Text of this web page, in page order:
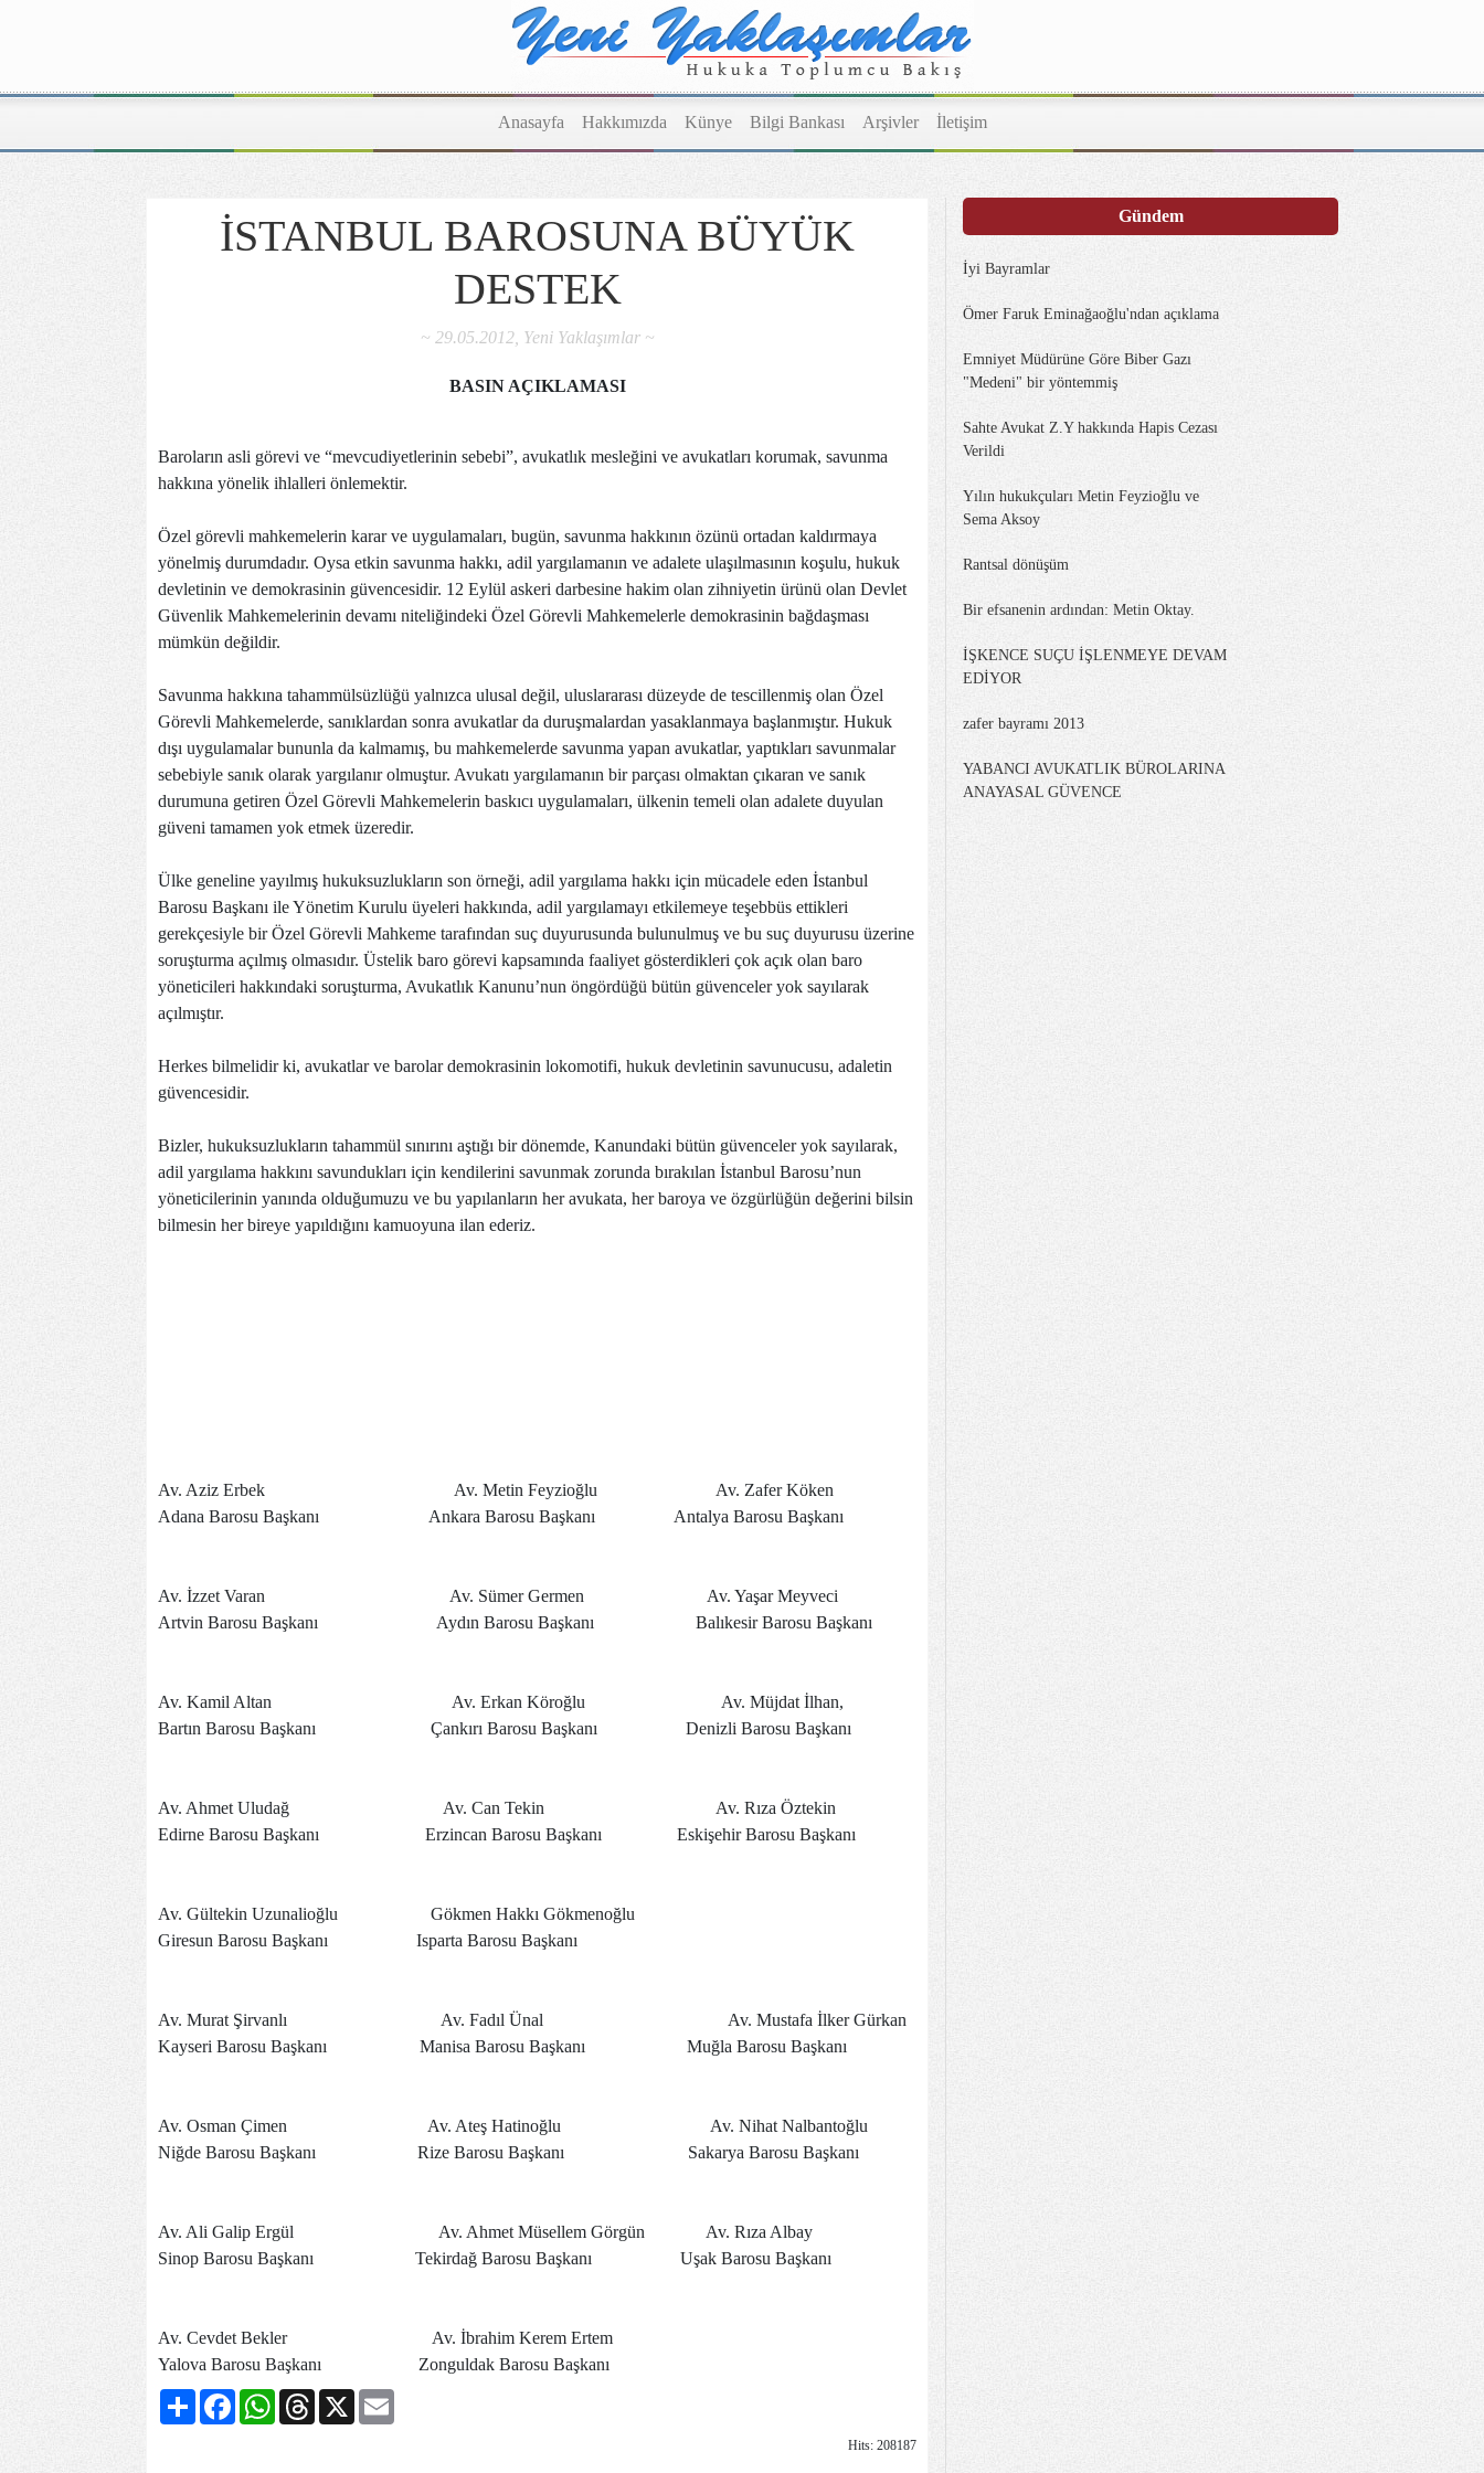
Anasayfa Hakkımızda Künye Bilgi Bankası Arşivler İletişim
İSTANBUL BAROSUNA BÜYÜK
DESTEK
~ 29.05.2012, Yeni Yaklaşımlar ~
BASIN AÇIKLAMASI
Baroların asli görevi ve “mevcudiyetlerinin sebebi”, avukatlık mesleğini ve avukatları korumak, savunma
hakkına yönelik ihlalleri önlemektir.
Özel görevli mahkemelerin karar ve uygulamaları, bugün, savunma hakkının özünü ortadan kaldırmaya
yönelmiş durumdadır. Oysa etkin savunma hakkı, adil yargılamanın ve adalete ulaşılmasının koşulu, hukuk
devletinin ve demokrasinin güvencesidir. 12 Eylül askeri darbesine hakim olan zihniyetin ürünü olan Devlet
Güvenlik Mahkemelerinin devamı niteliğindeki Özel Görevli Mahkemelerle demokrasinin bağdaşması
mümkün değildir.
Savunma hakkına tahammülsüzlüğü yalnızca ulusal değil, uluslararası düzeyde de tescillenmiş olan Özel
Görevli Mahkemelerde, sanıklardan sonra avukatlar da duruşmalardan yasaklanmaya başlanmıştır. Hukuk
dışı uygulamalar bununla da kalmamış, bu mahkemelerde savunma yapan avukatlar, yaptıkları savunmalar
sebebiyle sanık olarak yargılanır olmuştur. Avukatı yargılamanın bir parçası olmaktan çıkaran ve sanık
durumuna getiren Özel Görevli Mahkemelerin baskıcı uygulamaları, ülkenin temeli olan adalete duyulan
güveni tamamen yok etmek üzeredir.
Ülke geneline yayılmış hukuksuzlukların son örneği, adil yargılama hakkı için mücadele eden İstanbul
Barosu Başkanı ile Yönetim Kurulu üyeleri hakkında, adil yargılamayı etkilemeye teşebbüs ettikleri
gerekçesiyle bir Özel Görevli Mahkeme tarafından suç duyurusunda bulunulmuş ve bu suç duyurusu üzerine
soruşturma açılmış olmasıdır. Üstelik baro görevi kapsamında faaliyet gösterdikleri çok açık olan baro
yöneticileri hakkındaki soruşturma, Avukatlık Kanunu’nun öngördüğü bütün güvenceler yok sayılarak
açılmıştır.
Herkes bilmelidir ki, avukatlar ve barolar demokrasinin lokomotifi, hukuk devletinin savunucusu, adaletin
güvencesidir.
Bizler, hukuksuzlukların tahammül sınırını aştığı bir dönemde, Kanundaki bütün güvenceler yok sayılarak,
adil yargılama hakkını savundukları için kendilerini savunmak zorunda bırakılan İstanbul Barosu’nun
yöneticilerinin yanında olduğumuzu ve bu yapılanların her avukata, her baroya ve özgürlüğün değerini bilsin
bilmesin her bireye yapıldığını kamuoyuna ilan ederiz.
Av. Aziz Erbek
Av. Metin Feyzioğlu Av. Zafer Köken
Adana Barosu Başkanı
Ankara Barosu Başkanı Antalya Barosu Başkanı
Av. İzzet Varan
Av. Sümer Germen Av. Yaşar Meyveci
Artvin Barosu Başkanı
Aydın Barosu Başkanı Balıkesir Barosu Başkanı
Av. Kamil Altan
Av. Erkan Köroğlu Av. Müjdat İlhan,
Bartın Barosu Başkanı
Çankırı Barosu Başkanı Denizli Barosu Başkanı
Av. Ahmet Uludağ
Av. Can Tekin Av. Rıza Öztekin
Edirne Barosu Başkanı
Erzincan Barosu Başkanı Eskişehir Barosu Başkanı
Av. Gültekin Uzunalioğlu
Gökmen Hakkı Gökmenoğlu
Giresun Barosu Başkanı
Isparta Barosu Başkanı
Av. Murat Şirvanlı
Av. Fadıl Ünal Av. Mustafa İlker Gürkan
Kayseri Barosu Başkanı Manisa Barosu Başkanı Muğla Barosu Başkanı
Av. Osman Çimen
Av. Ateş Hatinoğlu Av. Nihat Nalbantoğlu
Niğde Barosu Başkanı
Rize Barosu Başkanı Sakarya Barosu Başkanı
Av. Ali Galip Ergül
Av. Ahmet Müsellem Görgün Av. Rıza Albay
Sinop Barosu Başkanı
Tekirdağ Barosu Başkanı Uşak Barosu Başkanı
Av. Cevdet Bekler
Av. İbrahim Kerem Ertem
Yalova Barosu Başkanı
Zonguldak Barosu Başkanı
Share FacebookWhatsAppThreads
X
Hits: 208187
Gündem
İyi Bayramlar
Ömer Faruk Eminağaoğlu'ndan açıklama
Emniyet Müdürüne Göre Biber Gazı
"Medeni" bir yöntemmiş
Sahte Avukat Z.Y hakkında Hapis Cezası
Verildi
Yılın hukukçuları Metin Feyzioğlu ve
Sema Aksoy
Rantsal dönüşüm
Bir efsanenin ardından: Metin Oktay.
İŞKENCE SUÇU İŞLENMEYE DEVAM
EDİYOR
zafer bayramı 2013
YABANCI AVUKATLIK BÜROLARINA
ANAYASAL GÜVENCE